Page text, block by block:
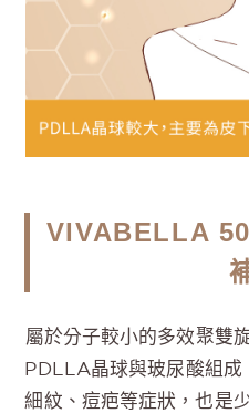
VIVABELLA
屬於分子較小的多效聚雙
PDLLA晶球與玻尿酸組成
細紋、痘疤等症狀，也是